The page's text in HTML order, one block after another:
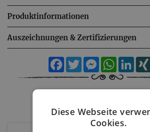
Produktinformationen
Auszeichnungen & Zertifizierungen
FacebookTwitterMessenger
Diese Webseite
Cookies.